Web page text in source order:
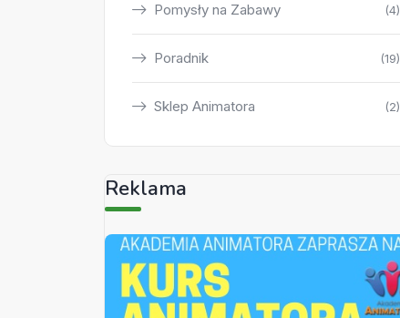
Pomysły na Zabawy (4)
Poradnik (19)
Sklep Animatora (2)
Reklama